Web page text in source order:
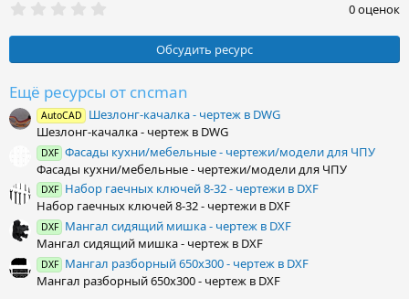
0
з
ё
з
д
0 оценок
Обсудить ресурс
Ещё ресурсы от cncman
AutoCAD
Шезлонг-качалка - чертеж в DWG
Шезлонг-качалка - чертеж в DWG
DXF Фасады кухни/мебельные - чертежи/модели для ЧПУ
Фасады кухни/мебельные - чертежи/модели для ЧПУ
DXF Набор гаечных ключей 8-32 - чертежи в DXF
Набор гаечных ключей 8-32 - чертежи в DXF
DXF Мангал сидящий мишка - чертеж в DXF
Мангал сидящий мишка - чертеж в DXF
DXF Мангал разборный 650х300 - чертеж в DXF
Мангал разборный 650х300 - чертеж в DXF